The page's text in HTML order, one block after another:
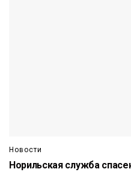
Новости
Норильская служба